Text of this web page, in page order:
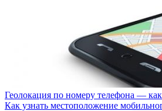
Геолокация по номеру телефона —
Как узнать местоположение